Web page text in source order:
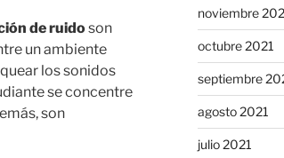
de ruidoson
un ambiente
los sonidos
se concentre
son
noviembre
octubre 2021
septiembre
agosto 2021
julio 2021